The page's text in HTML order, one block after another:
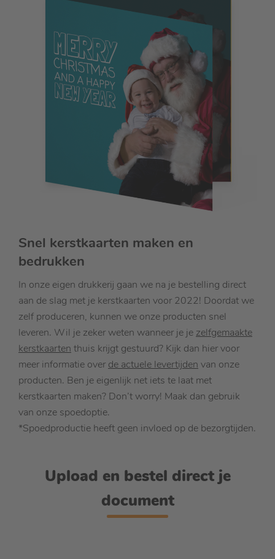
Snel kerstkaarten maken en
bedrukken
In onze eigen drukkerij gaan we na je bestelling direct
aan de slag met je kerstkaarten voor 2022! Doordat we
zelf produceren, kunnen we onze producten snel
leveren. Wil je zeker weten wanneer je je zelfgemaakte
kerstkaarten thuis krijgt gestuurd? Kijk dan hier voor
meer informatie over de actuele levertijden van onze
producten. Ben je eigenlijk net iets te laat met
kerstkaarten maken? Don’t worry! Maak dan gebruik
van onze spoedoptie.
*Spoedproductie heeft geen invloed op de bezorgtijden.
Upload en bestel direct je
document